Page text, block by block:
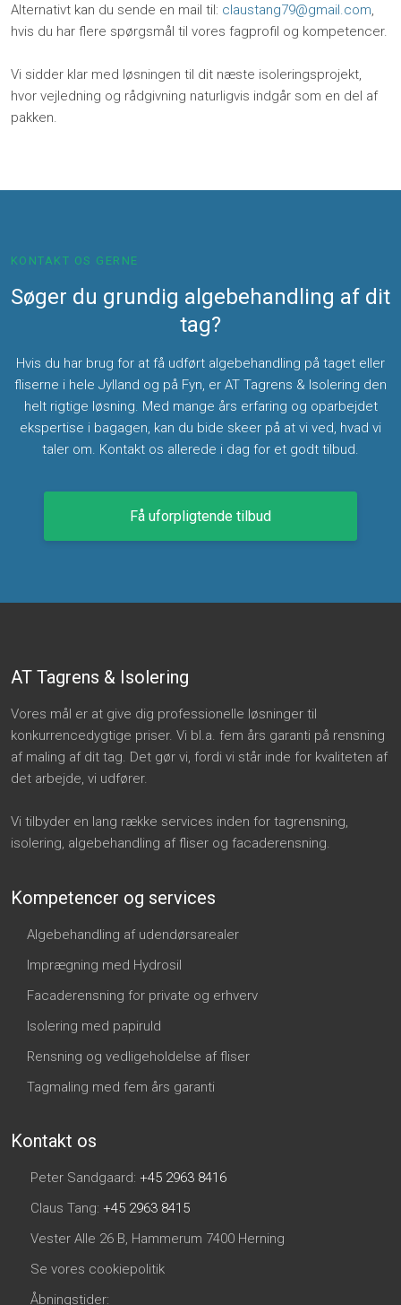
Alternativt kan du sende en mail til: claustang79@gmail.com,
hvis du har flere spørgsmål til vores fagprofil og kompetencer.
Vi sidder klar med løsningen til dit næste isoleringsprojekt,
hvor vejledning og rådgivning naturligvis indgår som en del af
pakken.
KONTAKT OS GERNE
Søger du grundig algebehandling af dit
tag?
Hvis du har brug for at få udført algebehandling på taget eller
fliserne i hele Jylland og på Fyn, er AT Tagrens & Isolering den
helt rigtige løsning. Med mange års erfaring og oparbejdet
ekspertise i bagagen, kan du bide skeer på at vi ved, hvad vi
taler om. Kontakt os allerede i dag for et godt tilbud.
Få uforpligtende tilbud
AT Tagrens & Isolering
​Vores mål er at give dig professionelle løsninger til
konkurrencedygtige priser. Vi bl.a. fem års garanti på rensning
af maling af dit tag. Det gør vi, fordi vi står inde for kvaliteten af
det arbejde, vi udfører.
Vi tilbyder en lang række services inden for tagrensning,
isolering, algebehandling af fliser og facaderensning.
Kompetencer og services​
Algebehandling af udendørsarealer
Imprægning med Hydrosil
Facaderensning for private og erhverv
Isolering med papiruld
Rensning og vedligeholdelse af fliser
Tagmaling med fem års garanti
Kontakt os​
Peter Sandgaard: +45 2963 8416
Claus Tang: +45 2963 8415​
Vester Alle 26 B, Hammerum 7400 Herning
Se vores cookiepolitik
Åbningstider: